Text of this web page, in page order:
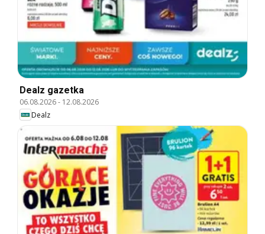
Dealz gazetka
06.08.2026- 12.08.2026
Dealz